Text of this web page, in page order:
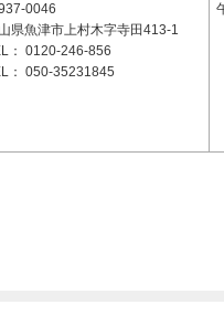
0046
県魚津市上村木字寺田413-1
： 0120-246-856
： 050-35231845